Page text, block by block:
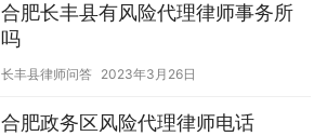
合肥长丰县有风险代理律师事务所
吗
长丰县律师问答 2023年3月26日
合肥政务区风险代理律师电话